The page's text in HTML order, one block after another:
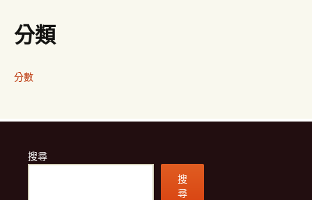
分類
分數
搜尋
搜
尋